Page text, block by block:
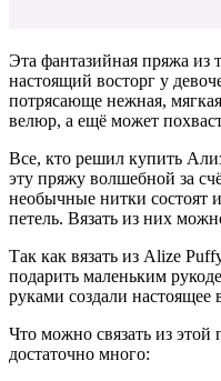
Эта фантазийная пряжа из
настоящий восторг у
потрясающе нежная,
велюр, а ещё может
Все, кто решил купить
эту пряжу волшебной за
необычные нитки состоят
петель. Вязать из них
Так как вязать из Alize
подарить маленьким
руками создали настоящее
Что можно связать из
достаточно много: